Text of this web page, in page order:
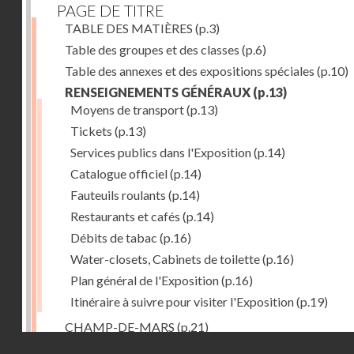
PAGE DE TITRE
TABLE DES MATIÈRES (p.3)
Table des groupes et des classes (p.6)
Table des annexes et des expositions spéciales (p.10)
RENSEIGNEMENTS GÉNÉRAUX (p.13)
Moyens de transport(p.13)
Tickets (p.13)
Services publics dans l'Exposition(p.14)
Catalogue officiel(p.14)
Fauteuils roulants (p.14)
Restaurants et cafés (p.14)
Débits de tabac (p.16)
Water-closets, Cabinets de toilette(p.16)
Plan général de l'Exposition(p.16)
Itinéraire à suivre pour visiter l'Exposition(p.19)
CHAMP-DE-MARS (p.21)